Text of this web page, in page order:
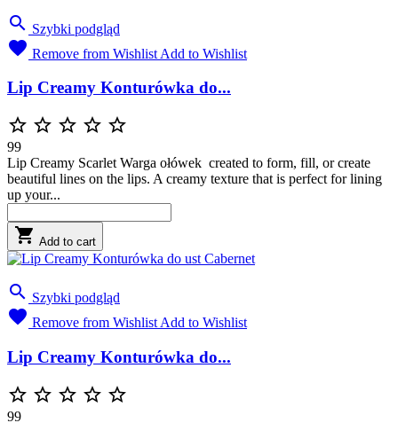
 Szybki podgląd
 Remove from Wishlist Add to Wishlist
Lip Creamy Konturówka do...
    
99
Lip Creamy Scarlet Warga ołówek created to form, fill, or create
beautiful lines on the lips. A creamy texture that is perfect for lining
up your...
 Add to cart
 Szybki podgląd
 Remove from Wishlist Add to Wishlist
Lip Creamy Konturówka do...
    
99